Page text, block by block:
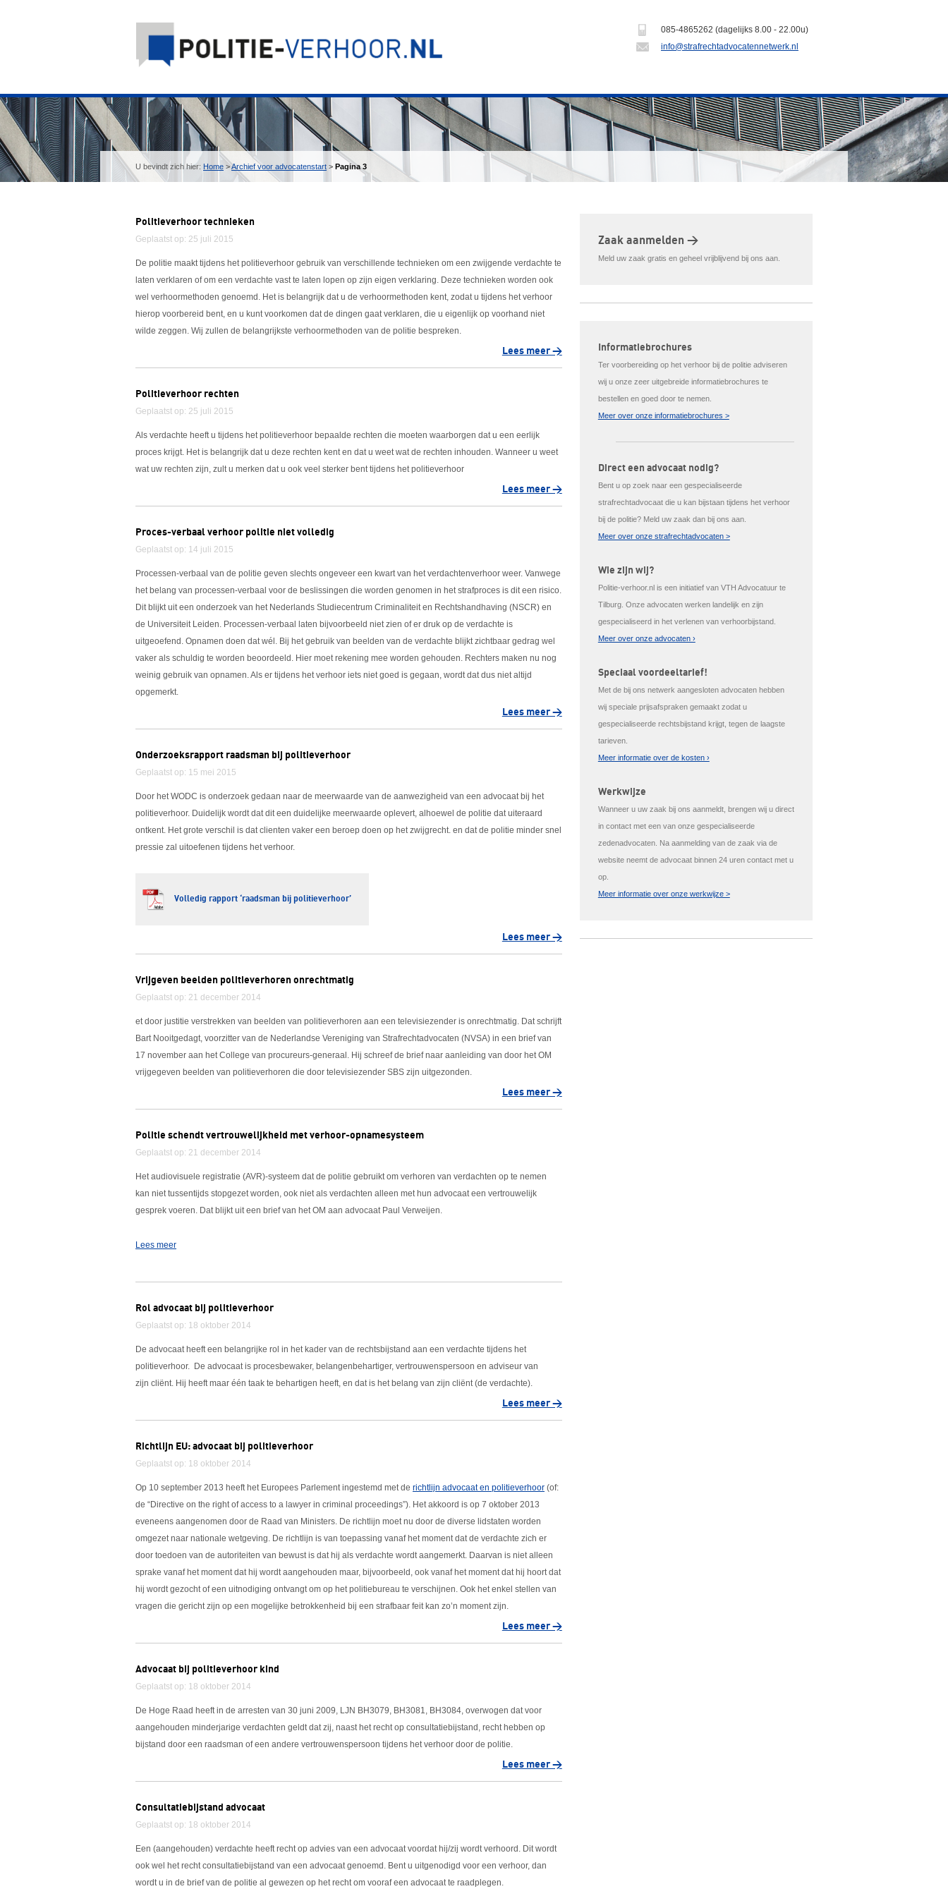
085-4865262 (dagelijks 8.00 - 22.00u)
info@strafrechtadvocatennetwerk.nl
U bevindt zich hier: Home >Archief voor advocatenstart > Pagina 3
Politieverhoor technieken
Geplaatst op: 25 juli 2015
De politie maakt tijdens het politieverhoor gebruik van verschillende technieken om een zwijgende verdachte te
laten verklaren of om een verdachte vast te laten lopen op zijn eigen verklaring. Deze technieken worden ook
wel verhoormethoden genoemd. Het is belangrijk dat u de verhoormethoden kent, zodat u tijdens het verhoor
hierop voorbereid bent, en u kunt voorkomen dat de dingen gaat verklaren, die u eigenlijk op voorhand niet
wilde zeggen. Wij zullen de belangrijkste verhoormethoden van de politie bespreken.
Lees meer >
Politieverhoor rechten
Geplaatst op: 25 juli 2015
Als verdachte heeft u tijdens het politieverhoor bepaalde rechten die moeten waarborgen dat u een eerlijk
proces krijgt. Het is belangrijk dat u deze rechten kent en dat u weet wat de rechten inhouden. Wanneer u weet
wat uw rechten zijn, zult u merken dat u ook veel sterker bent tijdens het politieverhoor
Lees meer >
Proces-verbaal verhoor politie niet volledig
Geplaatst op: 14 juli 2015
Processen-verbaal van de politie geven slechts ongeveer een kwart van het verdachtenverhoor weer. Vanwege
het belang van processen-verbaal voor de beslissingen die worden genomen in het strafproces is dit een risico.
Dit blijkt uit een onderzoek van het Nederlands Studiecentrum Criminaliteit en Rechtshandhaving (NSCR) en
de Universiteit Leiden. Processen-verbaal laten bijvoorbeeld niet zien of er druk op de verdachte is
uitgeoefend. Opnamen doen dat wél. Bij het gebruik van beelden van de verdachte blijkt zichtbaar gedrag wel
vaker als schuldig te worden beoordeeld. Hier moet rekening mee worden gehouden. Rechters maken nu nog
weinig gebruik van opnamen. Als er tijdens het verhoor iets niet goed is gegaan, wordt dat dus niet altijd
opgemerkt.
Lees meer >
Onderzoeksrapport raadsman bij politieverhoor
Geplaatst op: 15 mei 2015
Door het WODC is onderzoek gedaan naar de meerwaarde van de aanwezigheid van een advocaat bij het
politieverhoor. Duidelijk wordt dat dit een duidelijke meerwaarde oplevert, alhoewel de politie dat uiteraard
ontkent. Het grote verschil is dat clienten vaker een beroep doen op het zwijgrecht. en dat de politie minder snel
pressie zal uitoefenen tijdens het verhoor.
Volledig rapport ‘raadsman bij politieverhoor’
Lees meer >
Vrijgeven beelden politieverhoren onrechtmatig
Geplaatst op: 21 december 2014
et door justitie verstrekken van beelden van politieverhoren aan een televisiezender is onrechtmatig. Dat schrijft
Bart Nooitgedagt, voorzitter van de Nederlandse Vereniging van Strafrechtadvocaten (NVSA) in een brief van
17 november aan het College van procureurs-generaal. Hij schreef de brief naar aanleiding van door het OM
vrijgegeven beelden van politieverhoren die door televisiezender SBS zijn uitgezonden.
Lees meer >
Politie schendt vertrouwelijkheid met verhoor-opnamesysteem
Geplaatst op: 21 december 2014
Het audiovisuele registratie (AVR)-systeem dat de politie gebruikt om verhoren van verdachten op te nemen
kan niet tussentijds stopgezet worden, ook niet als verdachten alleen met hun advocaat een vertrouwelijk
gesprek voeren. Dat blijkt uit een brief van het OM aan advocaat Paul Verweijen.
Lees meer
Rol advocaat bij politieverhoor
Geplaatst op: 18 oktober 2014
De advocaat heeft een belangrijke rol in het kader van de rechtsbijstand aan een verdachte tijdens het
politieverhoor. De advocaat is procesbewaker, belangenbehartiger, vertrouwenspersoon en adviseur van
zijn cliënt. Hij heeft maar één taak te behartigen heeft, en dat is het belang van zijn cliënt (de verdachte).
Lees meer >
Richtlijn EU: advocaat bij politieverhoor
Geplaatst op: 18 oktober 2014
Op 10 september 2013 heeft het Europees Parlement ingestemd met de richtlijn advocaat en politieverhoor (of:
de “Directive on the right of access to a lawyer in criminal proceedings”). Het akkoord is op 7 oktober 2013
eveneens aangenomen door de Raad van Ministers. De richtlijn moet nu door de diverse lidstaten worden
omgezet naar nationale wetgeving. De richtlijn is van toepassing vanaf het moment dat de verdachte zich er
door toedoen van de autoriteiten van bewust is dat hij als verdachte wordt aangemerkt. Daarvan is niet alleen
sprake vanaf het moment dat hij wordt aangehouden maar, bijvoorbeeld, ook vanaf het moment dat hij hoort dat
hij wordt gezocht of een uitnodiging ontvangt om op het politiebureau te verschijnen. Ook het enkel stellen van
vragen die gericht zijn op een mogelijke betrokkenheid bij een strafbaar feit kan zo’n moment zijn.
Lees meer >
Advocaat bij politieverhoor kind
Geplaatst op: 18 oktober 2014
De Hoge Raad heeft in de arresten van 30 juni 2009, LJN BH3079, BH3081, BH3084, overwogen dat voor
aangehouden minderjarige verdachten geldt dat zij, naast het recht op consultatiebijstand, recht hebben op
bijstand door een raadsman of een andere vertrouwenspersoon tijdens het verhoor door de politie.
Lees meer >
Consultatiebijstand advocaat
Geplaatst op: 18 oktober 2014
Een (aangehouden) verdachte heeft recht op advies van een advocaat voordat hij/zij wordt verhoord. Dit wordt
ook wel het recht consultatiebijstand van een advocaat genoemd. Bent u uitgenodigd voor een verhoor, dan
wordt u in de brief van de politie al gewezen op het recht om vooraf een advocaat te raadplegen.
Zaak aanmelden >
Meld uw zaak gratis en geheel vrijblijvend bij ons aan.
Informatiebrochures
Ter voorbereiding op het verhoor bij de politie adviseren
wij u onze zeer uitgebreide informatiebrochures te
bestellen en goed door te nemen.
Meer over onze informatiebrochures >
Direct een advocaat nodig?
Bent u op zoek naar een gespecialiseerde
strafrechtadvocaat die u kan bijstaan tijdens het verhoor
bij de politie? Meld uw zaak dan bij ons aan.
Meer over onze strafrechtadvocaten >
Wie zijn wij?
Politie-verhoor.nl is een initiatief van VTH Advocatuur te
Tilburg. Onze advocaten werken landelijk en zijn
gespecialiseerd in het verlenen van verhoorbijstand.
Meer over onze advocaten ›
Speciaal voordeeltarief!
Met de bij ons netwerk aangesloten advocaten hebben
wij speciale prijsafspraken gemaakt zodat u
gespecialiseerde rechtsbijstand krijgt, tegen de laagste
tarieven.
Meer informatie over de kosten ›
Werkwijze
Wanneer u uw zaak bij ons aanmeldt, brengen wij u direct
in contact met een van onze gespecialiseerde
zedenadvocaten. Na aanmelding van de zaak via de
website neemt de advocaat binnen 24 uren contact met u
op.
Meer informatie over onze werkwijze >